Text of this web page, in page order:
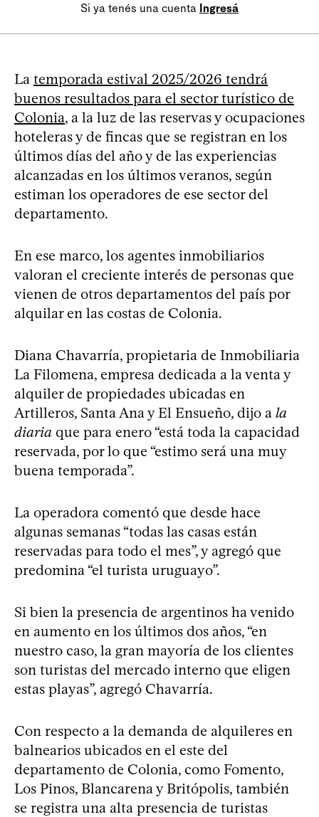
Si ya tenés una cuenta Ingresá
La temporada estival 2025/2026 tendrá
buenos resultados para el sector turístico de
Colonia, a la luz de las reservas y ocupaciones
hoteleras y de fincas que se registran en los
últimos días del año y de las experiencias
alcanzadas en los últimos veranos, según
estiman los operadores de ese sector del
departamento.
En ese marco, los agentes inmobiliarios
valoran el creciente interés de personas que
vienen de otros departamentos del país por
alquilar en las costas de Colonia.
Diana Chavarría, propietaria de Inmobiliaria
La Filomena, empresa dedicada a la venta y
alquiler de propiedades ubicadas en
Artilleros, Santa Ana y El Ensueño, dijo a la
diaria que para enero “está toda la capacidad
reservada, por lo que “estimo será una muy
buena temporada”.
La operadora comentó que desde hace
algunas semanas “todas las casas están
reservadas para todo el mes”, y agregó que
predomina “el turista uruguayo”.
Si bien la presencia de argentinos ha venido
en aumento en los últimos dos años, “en
nuestro caso, la gran mayoría de los clientes
son turistas del mercado interno que eligen
estas playas”, agregó Chavarría.
Con respecto a la demanda de alquileres en
balnearios ubicados en el este del
departamento de Colonia, como Fomento,
Los Pinos, Blancarena y Britópolis, también
se registra una alta presencia de turistas